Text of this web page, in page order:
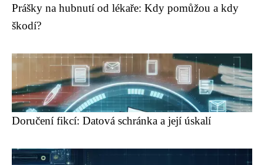
Prášky na hubnutí od lékaře: Kdy pomůžou a kdy
škodí?
Doručení fikcí: Datová schránka a její úskalí